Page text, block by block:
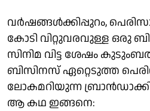
വർഷങ്ങൾക്കിപ്പുറം,
കോടി വിറ്റുവരവുള്ള ഒരു
സിനിമ വിട്ട ശേഷം
ബിസിനസ് ഏറ്റെടുത്ത
ലോകമറിയുന്ന
ആ കഥ ഇങ്ങനെ: